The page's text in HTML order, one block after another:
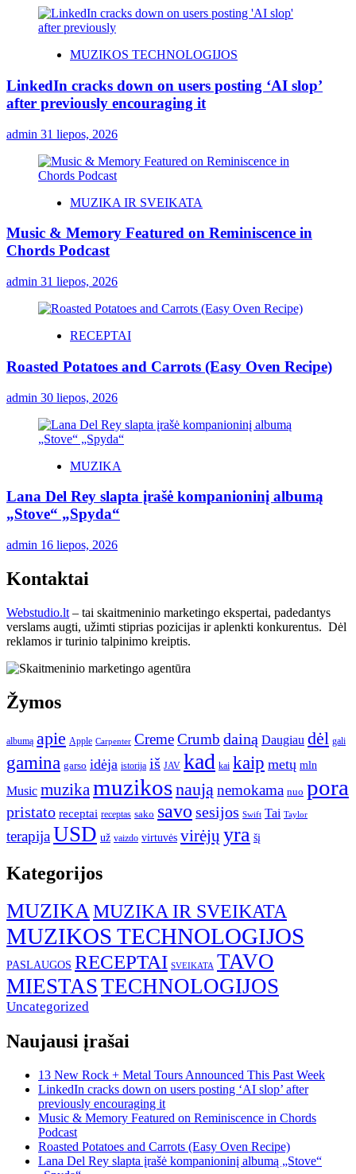
MUZIKOS TECHNOLOGIJOS
LinkedIn cracks down on users posting ‘AI slop’
after previously encouraging it
admin 31 liepos, 2026
MUZIKA IR SVEIKATA
Music & Memory Featured on Reminiscence in
Chords Podcast
admin 31 liepos, 2026
RECEPTAI
Roasted Potatoes and Carrots (Easy Oven Recipe)
admin 30 liepos, 2026
MUZIKA
Lana Del Rey slapta įrašė kompanioninį albumą
„Stove“ „Spyda“
admin 16 liepos, 2026
Kontaktai
Webstudio.lt – tai skaitmeninio marketingo ekspertai, padedantys
verslams augti, užimti stiprias pozicijas ir aplenkti konkurentus. Dėl
reklamos ir turinio talpinimo kreiptis.
Žymos
albumą apie Apple Carpenter CremeCrumb dainą Daugiau dėl gali
gamina garso idėja istorija iš JAV kad kai kaip metų mln
Music muzika muzikosnaują nemokama nuo pora
pristato receptai receptas sako savo sesijos Swift Tai Taylor
terapijaUSD už vaizdo virtuvės virėjų yra šį
Kategorijos
MUZIKAMUZIKA IR SVEIKATA
MUZIKOS TECHNOLOGIJOS
PASLAUGOS RECEPTAI SVEIKATA TAVO
MIESTASTECHNOLOGIJOS
Uncategorized
Naujausi įrašai
13 New Rock + Metal Tours Announced This Past Week
LinkedIn cracks down on users posting ‘AI slop’ after
previously encouraging it
Music & Memory Featured on Reminiscence in Chords
Podcast
Roasted Potatoes and Carrots (Easy Oven Recipe)
Lana Del Rey slapta įrašė kompanioninį albumą „Stove“